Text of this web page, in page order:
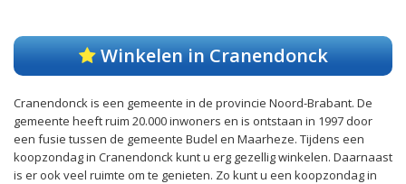
Winkelen in Cranendonck
Cranendonck is een gemeente in de provincie Noord-Brabant. De
gemeente heeft ruim 20.000 inwoners en is ontstaan in 1997 door
een fusie tussen de gemeente Budel en Maarheze. Tijdens een
koopzondag in Cranendonck kunt u erg gezellig winkelen. Daarnaast
is er ook veel ruimte om te genieten. Zo kunt u een koopzondag in